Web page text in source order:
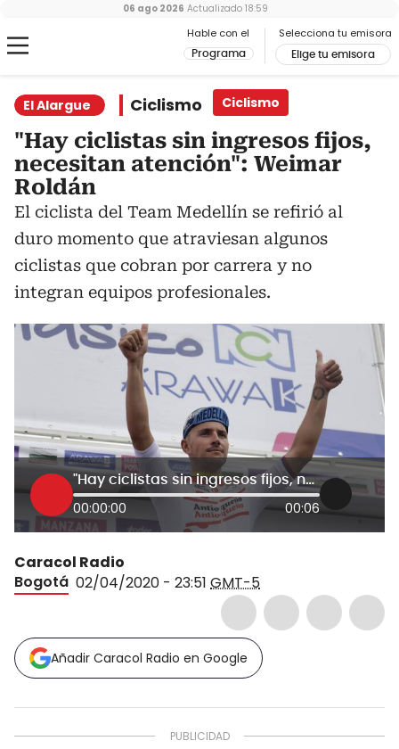
Hable con el
Programa
Selecciona tu emisora
Elige tu emisora
06 ago 2026 Actualizado 18:59
El Alargue Ciclismo Ciclismo
"Hay ciclistas sin ingresos fijos,
necesitan atención": Weimar
Roldán
El ciclista del Team Medellín se refirió al
duro momento que atraviesan algunos
ciclistas que cobran por carrera y no
integran equipos profesionales.
"Hay ciclistas sin ingresos fijos, necesitan atención": Weimar Roldán
00:00:00 00:06
Caracol Radio
Bogotá 02/04/2020 - 23:51 GMT-5
Añadir Caracol Radio en Google